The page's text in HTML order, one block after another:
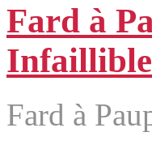
Fard à
Infaillible
Fard à